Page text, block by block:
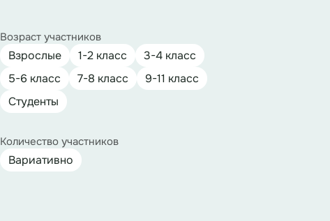
Возраст участников
Взрослые 1-2 класс
3-4 класс
5-6 класс
7-8 класс
9-11 класс
Студенты
Количество участников
Вариативно